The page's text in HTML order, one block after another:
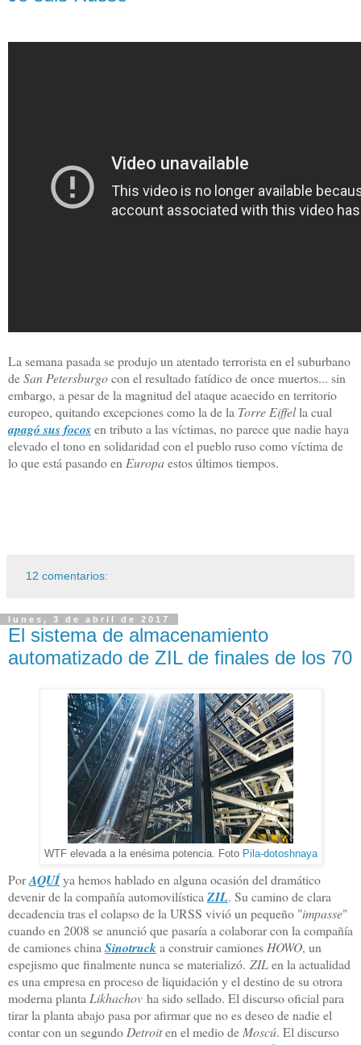
La semana pasada se produjo un atentado terrorista en el suburbano
deSan Petersburgocon el resultado fatídico de once muertos... sin
embargo, a pesar de la magnitud del ataque acaecido en territorio
europeo, quitando excepciones como la de la Torre Eiffella cual
apagó sus focosen tributo a las víctimas, no parece que nadie haya
elevado el tono en solidaridad con el pueblo ruso como víctima de
lo que está pasando en Europaestos últimos tiempos.
12 comentarios:
lunes, 3 de abril de 2017
El sistema de almacenamiento
automatizado de ZIL de finales de los 70
WTF elevada a la enésima potencia. Foto Pila-dotoshnaya
PorAQUÍya hemos hablado en alguna ocasión del dramático
devenir de la compañía automovilística ZIL. Su camino de clara
decadencia tras el colapso de la URSS vivió un pequeño "impasse"
cuando en 2008 se anunció que pasaría a colaborar con la compañía
de camiones china Sinotrucka construir camiones HOWO, un
espejismo que finalmente nunca se materializó. ZILen la actualidad
es una empresa en proceso de liquidación y el destino de su otrora
moderna planta Likhachov ha sido sellado. El discurso oficial para
tirar la planta abajo pasa por afirmar que no es deseo de nadie el
contar con un segundo Detroiten el medio de Moscú. El discurso